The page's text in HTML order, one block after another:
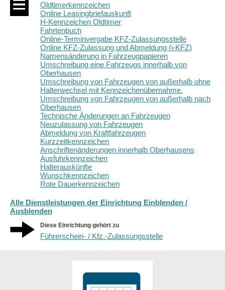
Oldtimerkennzeichen
Online Leasingbriefauskunft
H-Kennzeichen Oldtimer
Fahrtenbuch
Online-Terminvergabe KFZ-Zulassungsstelle
Online KFZ-Zulassung und Abmeldung (i-KFZ)
Namensänderung in Fahrzeugpapieren
Umschreibung eine Fahrzeugs innerhalb von
Oberhausen
Umschreibung von Fahrzeugen von außerhalb ohne
Halterwechsel mit Kennzeichenübernahme.
Umschreibung von Fahrzeugen von außerhalb nach
Oberhausen
Technische Änderungen an Fahrzeugen
Neuzulassung von Fahrzeugen
Abmeldung von Kraftfahrzeugen
Kurzzeitkennzeichen
Anschriftenänderungen innerhalb Oberhausens
Ausfuhrkennzeichen
Halterauskünfte
Wunschkennzeichen
Rote Dauerkennzeichen
Alle Dienstleistungen der Einrichtung Einblenden /
Ausblenden
Diese Einrichtung gehört zu
Führerschein- / Kfz.-Zulassungsstelle